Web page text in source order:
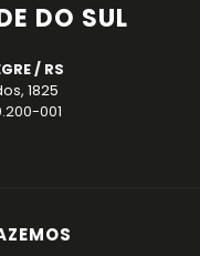
DO SUL
/ RS
1825
001